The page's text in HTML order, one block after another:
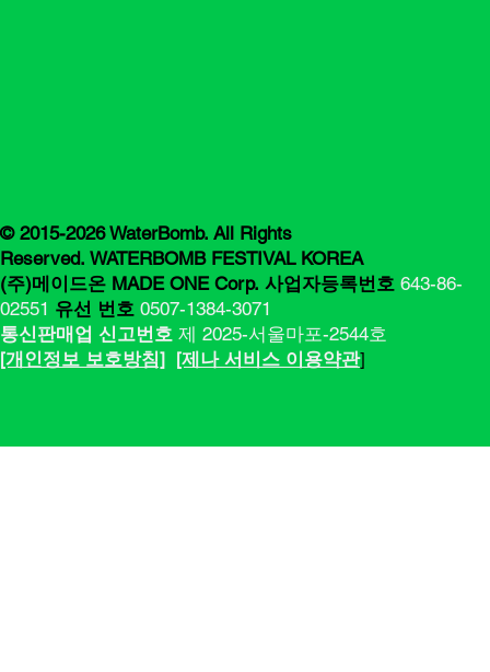
© 2015-2026 WaterBomb. All Rights
Reserved. WATERBOMB FESTIVAL KOREA
(주)메이드온 MADE ONE Corp. 사업자등록번호 643-86-
02551 유선 번호 0507-1384-3071
통신판매업 신고번호 제 2025-서울마포-2544호
[​​개인정보 보호방침] [제나 서비스 이용약관]